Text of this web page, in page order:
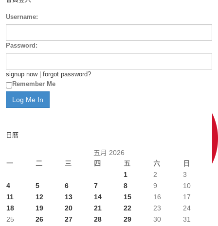
Username:
Password:
signup now| forgot password?
Remember Me
日曆
五月 2026
一
二 三 四 五 六 日
1 2
3
4
5 6 7 8 9
10
11
12 13 14 15 16
17
18
19 20 21 22 23
24
25
26 27 28 29 30 31